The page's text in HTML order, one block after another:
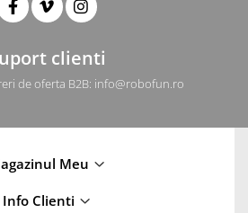
clienti
de oferta B2B: info@robofun.ro
Meu
Info Clienti